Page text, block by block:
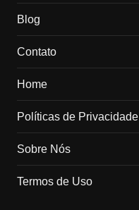
Blog
Contato
Home
Políticas de Privacidade
Sobre Nós
Termos de Uso